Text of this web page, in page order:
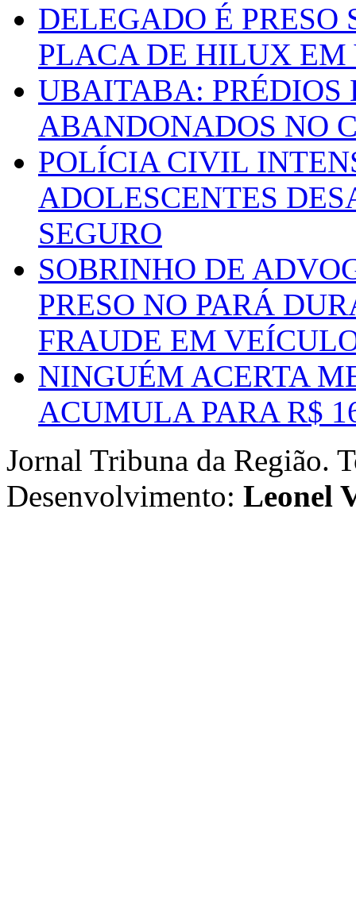
DELEGADO É PRESO
PLACA DE HILUX EM
UBAITABA: PRÉDIOS
ABANDONADOS NO
POLÍCIA CIVIL
ADOLESCENTES
SEGURO
SOBRINHO DE
PRESO NO PARÁ
FRAUDE EM
NINGUÉM ACERTA
ACUMULA PARA R$
Jornal Tribuna da Região.
Desenvolvimento: Leonel